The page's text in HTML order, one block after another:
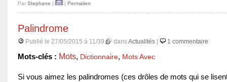
Par Stephane | | Permalien
Palindrome
Publié le 27/05/2015 à 11/39 dansActualités 1 commentaire
Mots-clés : Mots, Dictionnaire, Mots Avec
Si vous aimez les palindromes (ces drôles de mots qui se